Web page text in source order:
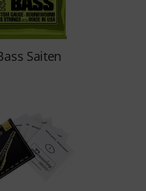
Saiten